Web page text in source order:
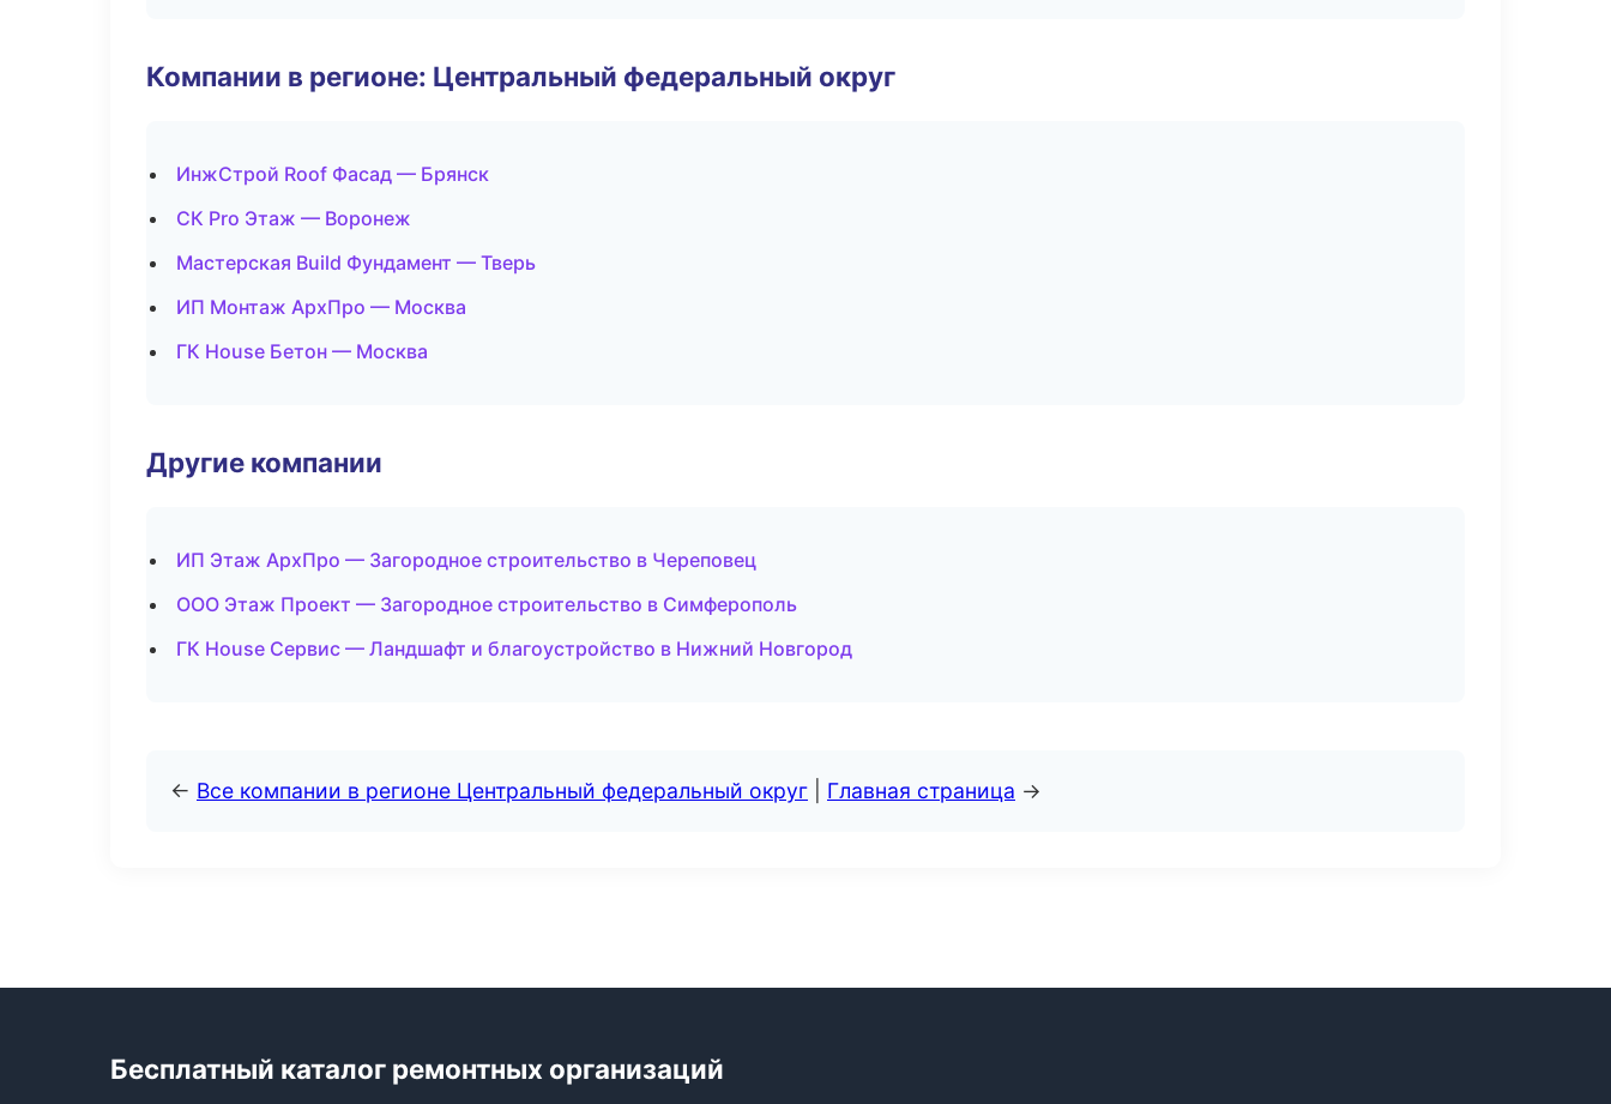
Компании в регионе: Центральный федеральный округ
ИнжСтрой Roof Фасад — Брянск
СК Pro Этаж — Воронеж
Мастерская Build Фундамент — Тверь
ИП Монтаж АрхПро — Москва
ГК House Бетон — Москва
Другие компании
ИП Этаж АрхПро — Загородное строительство в Череповец
ООО Этаж Проект — Загородное строительство в Симферополь
ГК House Сервис — Ландшафт и благоустройство в Нижний Новгород
← Все компании в регионе Центральный федеральный округ Главная страница →
Бесплатный каталог ремонтных организаций